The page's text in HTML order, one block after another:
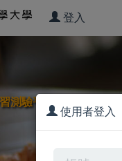
登入
測驗平台已經建置完成
使用者登入